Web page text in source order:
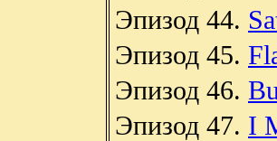
Эпизод 44.
Эпизод 45.
Эпизод 46.
Эпизод 47. I